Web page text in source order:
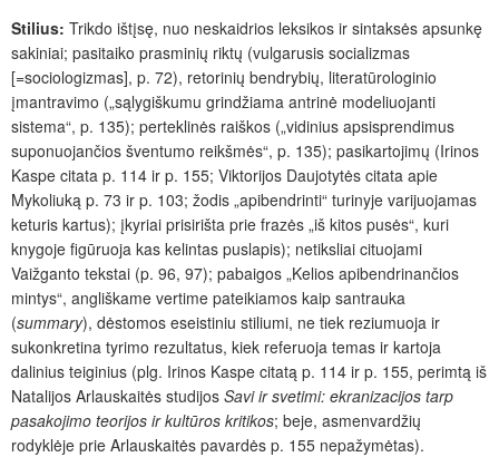
Stilius: Trikdo ištįsę, nuo neskaidrios leksikos ir sintaksės apsunkę
sakiniai; pasitaiko prasminių riktų (vulgarusis socializmas
[=sociologizmas], p. 72), retorinių bendrybių, literatūrologinio
įmantravimo („sąlygiškumu grindžiama antrinė modeliuojanti
sistema“, p. 135); perteklinės raiškos („vidinius apsisprendimus
suponuojančios šventumo reikšmės“, p. 135); pasikartojimų (Irinos
Kaspe citata p. 114 ir p. 155; Viktorijos Daujotytės citata apie
Mykoliuką p. 73 ir p. 103; žodis „apibendrinti“ turinyje varijuojamas
keturis kartus); įkyriai prisirišta prie frazės „iš kitos pusės“, kuri
knygoje figūruoja kas kelintas puslapis); netiksliai cituojami
Vaižganto tekstai (p. 96, 97); pabaigos „Kelios apibendrinančios
mintys“, angliškame vertime pateikiamos kaip santrauka
(summary), dėstomos eseistiniu stiliumi, ne tiek reziumuoja ir
sukonkretina tyrimo rezultatus, kiek referuoja temas ir kartoja
dalinius teiginius (plg. Irinos Kaspe citatą p. 114 ir p. 155, perimtą iš
Natalijos Arlauskaitės studijos Savi ir svetimi: ekranizacijos tarp
pasakojimo teorijos ir kultūros kritikos; beje, asmenvardžių
rodyklėje prie Arlauskaitės pavardės p. 155 nepažymėtas).